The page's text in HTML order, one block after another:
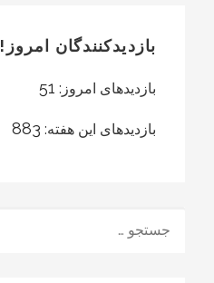
بازدیدکنندگان امروز!
بازدیدهای امروز: 51
بازدیدهای این هفته: 883